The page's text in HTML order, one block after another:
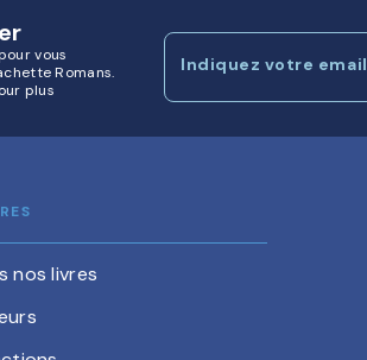
vous
Romans.
plus
Indiquez votre email
nos livres